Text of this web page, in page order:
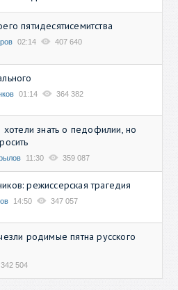
пятидесятисемитства
02:14 407 640
01:14 364 382
хотели знать о педофилии, но
11:30 359 087
режиссерская трагедия
14:50 347 057
родимые пятна русского
342 504